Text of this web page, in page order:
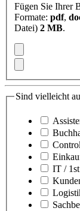
Fügen Sie Ihrer
Formate: pdf,
Datei) 2 MB.
Sind vielleicht
IT /